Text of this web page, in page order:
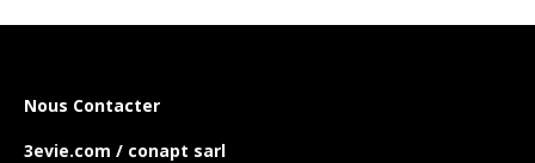
Nous Contacter
3evie.com / conapt sarl